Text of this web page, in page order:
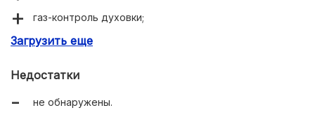
газ-контроль духовки;
электрический поджиг;
Загрузить еще
Недостатки
не обнаружены.